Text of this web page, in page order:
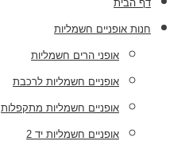
דף הבית
חנות אופניים חשמליות
אופני הרים חשמליות
אופניים חשמליות לרכבת
אופניים חשמליות מתקפלות
אופניים חשמליות יד 2